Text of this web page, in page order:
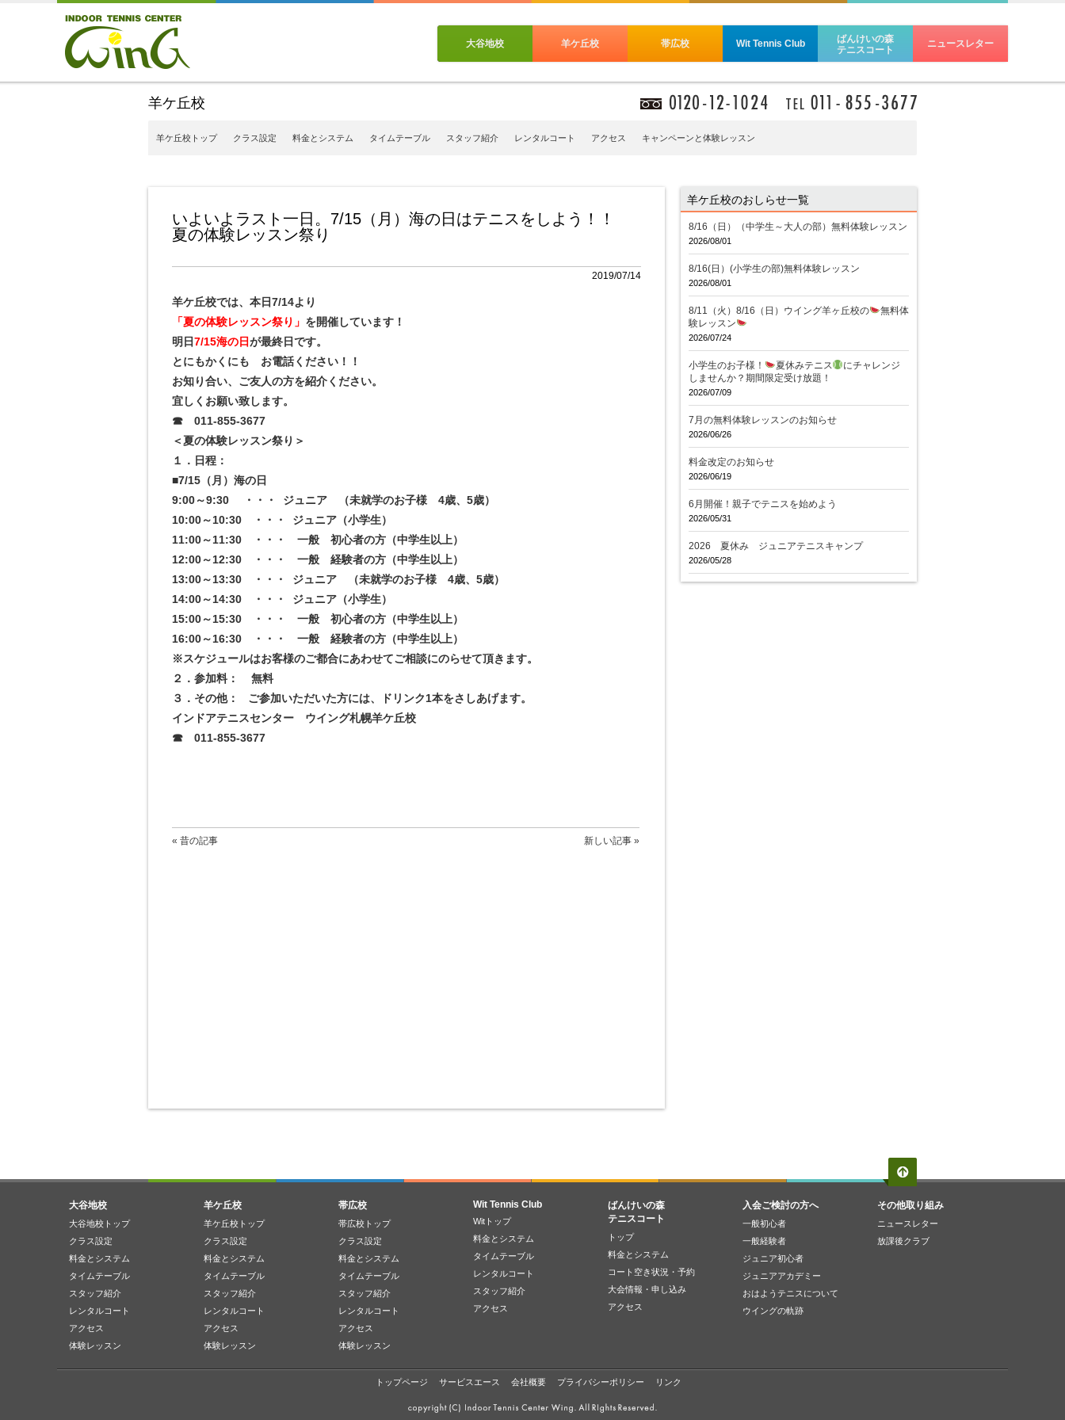
大谷地校 羊ケ丘校 帯広校 Wit Tennis Club
ばんけいの森
テニスコート
ニュースレター
羊ケ丘校
羊ケ丘校トップ クラス設定 料金とシステム タイムテーブル スタッフ紹介 レンタルコート アクセス キャンペーンと体験レッスン
いよいよラスト一日。7/15（月）海の日はテニスをしよう！！
夏の体験レッスン祭り
2019/07/14
羊ケ丘校では、本日7/14より
「夏の体験レッスン祭り」 を開催しています！
明日7/15海の日が最終日です。
とにもかくにも お電話ください！！
お知り合い、ご友人の方を紹介ください。
宜しくお願い致します。
☎ 011-855-3677
＜夏の体験レッスン祭り＞
１．日程：
■7/15（月）海の日
9:00～9:30 ・・・ ジュニア （未就学のお子様 4歳、5歳）
10:00～10:30 ・・・ ジュニア（小学生）
11:00～11:30 ・・・ 一般 初心者の方（中学生以上）
12:00～12:30 ・・・ 一般 経験者の方（中学生以上）
13:00～13:30 ・・・ ジュニア （未就学のお子様 4歳、5歳）
14:00～14:30 ・・・ ジュニア（小学生）
15:00～15:30 ・・・ 一般 初心者の方（中学生以上）
16:00～16:30 ・・・ 一般 経験者の方（中学生以上）
※スケジュールはお客様のご都合にあわせてご相談にのらせて頂きます。
２．参加料： 無料
３．その他： ご参加いただいた方には、ドリンク1本をさしあげます。
インドアテニスセンター ウイング札幌羊ケ丘校
☎ 011-855-3677
« 昔の記事 新しい記事 »
羊ケ丘校のおしらせ一覧
8/16（日）（中学生～大人の部）無料体験レッスン
2026/08/01
8/16(日）(小学生の部)無料体験レッスン
2026/08/01
8/11（火）8/16（日）ウイング羊ヶ丘校の
無料体
験レッスン
2026/07/24
小学生のお子様！ 夏休みテニス
にチャレンジ
しませんか？期間限定受け放題！
2026/07/09
7月の無料体験レッスンのお知らせ
2026/06/26
料金改定のお知らせ
2026/06/19
6月開催！親子でテニスを始めよう
2026/05/31
2026 夏休み ジュニアテニスキャンプ
2026/05/28
大谷地校
大谷地校トップ
クラス設定
料金とシステム
タイムテーブル
スタッフ紹介
レンタルコート
アクセス
体験レッスン
羊ケ丘校
羊ケ丘校トップ
クラス設定
料金とシステム
タイムテーブル
スタッフ紹介
レンタルコート
アクセス
体験レッスン
帯広校
帯広校トップ
クラス設定
料金とシステム
タイムテーブル
スタッフ紹介
レンタルコート
アクセス
体験レッスン
Wit Tennis Club
Witトップ
料金とシステム
タイムテーブル
レンタルコート
スタッフ紹介
アクセス
ばんけいの森
テニスコート
トップ
料金とシステム
コート空き状況・予約
大会情報・申し込み
アクセス
入会ご検討の方へ
一般初心者
一般経験者
ジュニア初心者
ジュニアアカデミー
おはようテニスについて
ウイングの軌跡
その他取り組み
ニュースレター
放課後クラブ
トップページ サービスエース 会社概要 プライバシーポリシー リンク